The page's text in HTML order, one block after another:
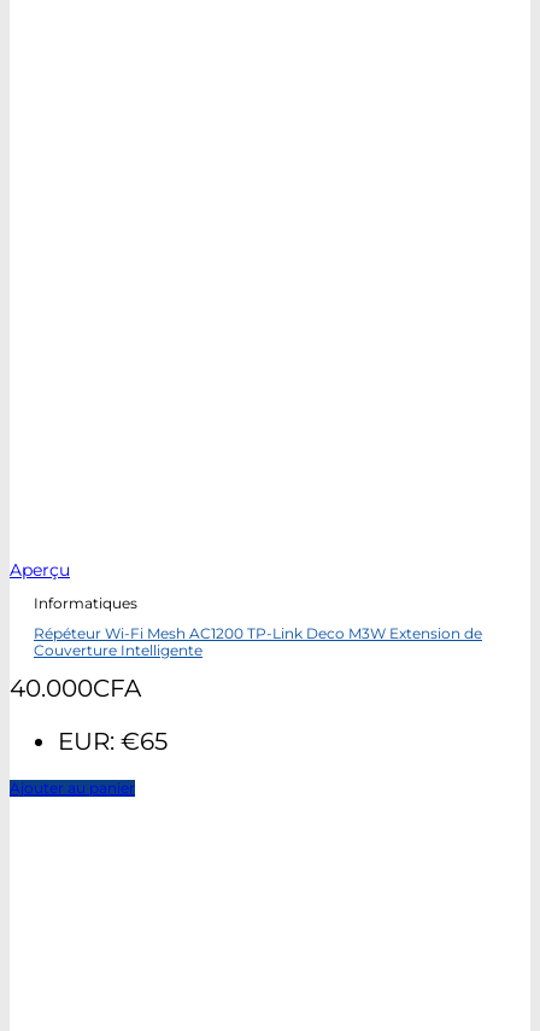
Aperçu
Informatiques
Répéteur Wi-Fi Mesh AC1200 TP-Link Deco M3W Extension de
Couverture Intelligente
40.000CFA
EUR: €65
Ajouter au panier